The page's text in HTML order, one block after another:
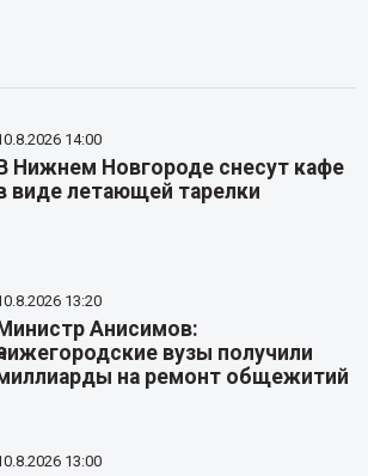
14:00
Нижнем Новгороде снесут кафе
виде летающей тарелки
13:20
Анисимов:
вузы получили
на ремонт общежитий
13:00